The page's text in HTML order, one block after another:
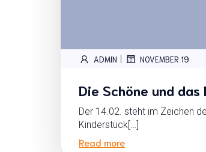
ADMIN | NOVEMBER 19
Die Schöne und das
Der 14.02. steht im Zeichen
Kinderstück[…]
Read more